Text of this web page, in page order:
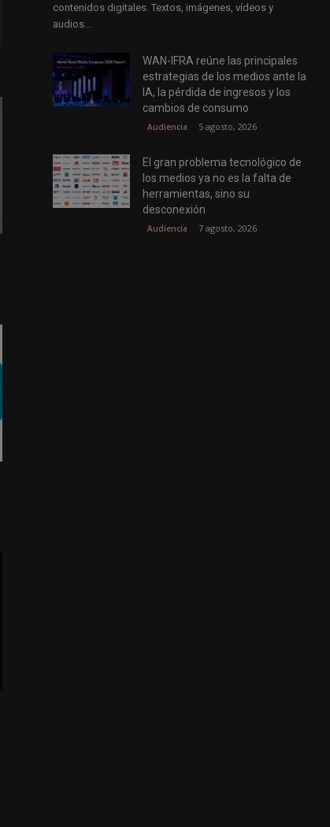
contenidos digitales. Textos, imágenes, vídeos y
audios...
WAN-IFRA reúne las principales
estrategias de los medios ante la
IA, la pérdida de ingresos y los
cambios de consumo
Audiencia 5 agosto, 2026
El gran problema tecnológico de
los medios ya no es la falta de
herramientas, sino su
desconexión
Audiencia 7 agosto, 2026